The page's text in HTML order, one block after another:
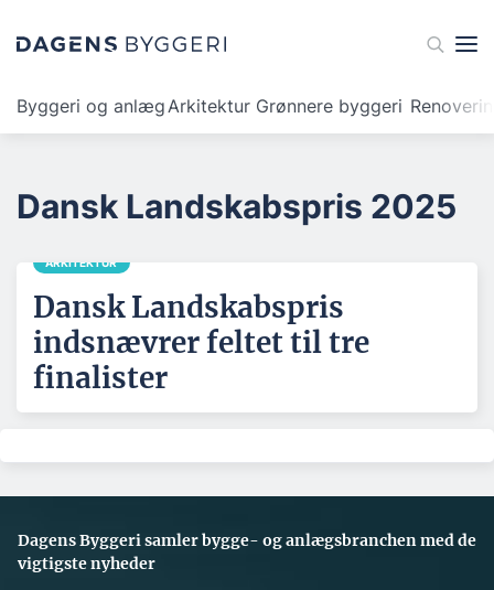
Byggeri og anlægArkitektur Grønnere byggeri
Dansk Landskabspris 2025
ARKITEKTUR
Dansk Landskabspris
indsnævrer feltet til tre
finalister
Dagens Byggeri samler bygge- og anlægsbranchen med de
vigtigste nyheder